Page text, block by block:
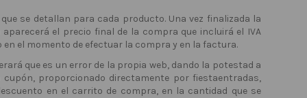
se detallan para cada producto. Una vez finalizada la
el precio final de la compra que incluirá el IVA
en el momento de efectuar la compra y en la factura.
que es un error de la propia web, dando la potestad a
proporcionado directamente por fiestaentradas,
en el carrito de compra, en la cantidad que se